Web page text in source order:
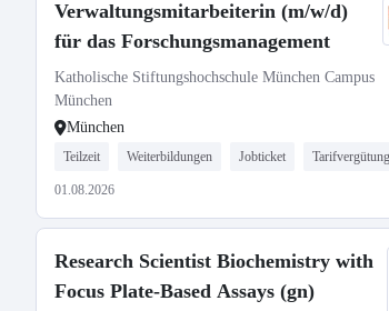
Verwaltungsmitarbeiterin (m/w/d)
für das Forschungsmanagement
Katholische Stiftungshochschule München Campus
München
München
Teilzeit Weiterbildungen Jobticket Tarifvergütung
01.08.2026
Research Scientist Biochemistry with
Focus Plate-Based Assays (gn)